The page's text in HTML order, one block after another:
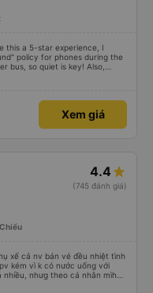
this a 5-star experience, I
policy for phones during the
bus, so quiet is key! Also,
the cabin for convenience. I
điện thoại) vào ban đêm
ra, nhà xe nên dán sẵn mật
dụng. Tôi vẫn sẽ tiếp tục ủng
Xem giá
4.4
(745 đánh giá)
xế cả nv bán vé đều nhiệt tình
kém vì k có nước uống với
nhưg theo cá nhân mìh
thì cũg k nên đòi hỏi thêm nữa,